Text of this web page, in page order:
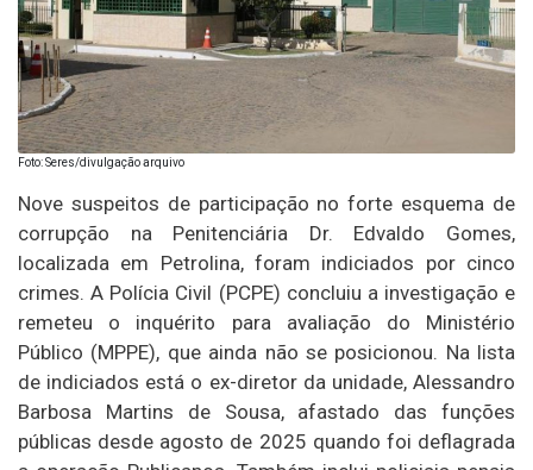
Foto: Seres/divulgação arquivo
Nove suspeitos de participação no forte esquema de
corrupção na Penitenciária Dr. Edvaldo Gomes,
localizada em Petrolina, foram indiciados por cinco
crimes. A Polícia Civil (PCPE) concluiu a investigação e
remeteu o inquérito para avaliação do Ministério
Público (MPPE), que ainda não se posicionou. Na lista
de indiciados está o ex-diretor da unidade, Alessandro
Barbosa Martins de Sousa, afastado das funções
públicas desde agosto de 2025 quando foi deflagrada